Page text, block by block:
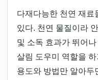
다재다능한 천연 재료
있다. 천연 물질이라
및 소독 효과가 뛰어
살림 도우미 역할을
용도와 방법만 알아두